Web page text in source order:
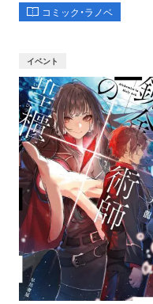
コミック・ラノベ
イベント